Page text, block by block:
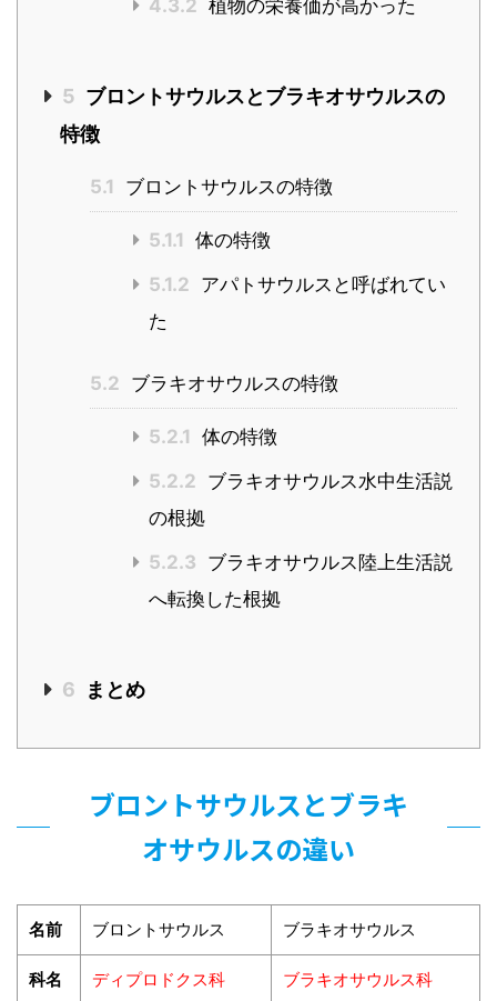
4.3.2 植物の栄養価が高かった
5 ブロントサウルスとブラキオサウルスの
特徴
5.1 ブロントサウルスの特徴
5.1.1 体の特徴
5.1.2 アパトサウルスと呼ばれてい
た
5.2 ブラキオサウルスの特徴
5.2.1 体の特徴
5.2.2 ブラキオサウルス水中生活説
の根拠
5.2.3 ブラキオサウルス陸上生活説
へ転換した根拠
6 まとめ
ブロントサウルスとブラキ
オサウルスの違い
名前 ブロントサウルス ブラキオサウルス
科名 ディプロドクス科 ブラキオサウルス科